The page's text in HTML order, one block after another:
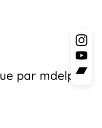
par mdelpeix